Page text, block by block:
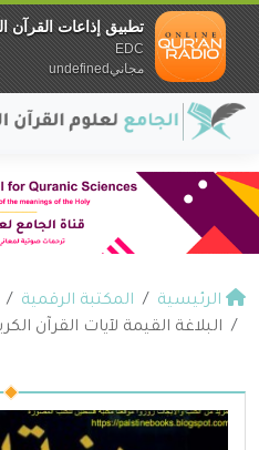
الرئيسية المكتبة الرقمية
البلاغة القيمة لآيات القرآن
تطبيق إذاعات القرآن
EDC
مجانيundefined